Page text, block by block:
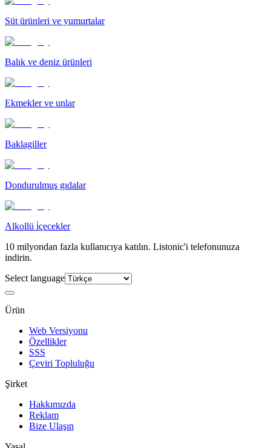
Süt ürünleri ve yumurtalar
Balık ve deniz ürünleri
Ekmekler ve unlar
Baklagiller
Dondurulmuş gıdalar
Alkollü i̇çecekler
10 milyondan fazla kullanıcıya katılın. Listonic'i telefonunuza
indirin.
Select language
Ürün
Web Versiyonu
Özellikler
SSS
Çeviri Topluluğu
Şirket
Hakkımızda
Reklam
Bize Ulaşın